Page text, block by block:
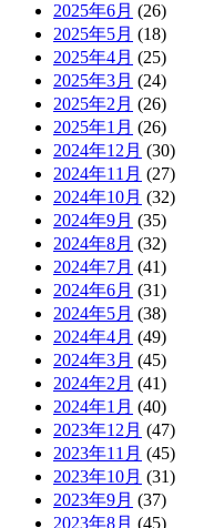
2025年6月 (26)
2025年5月 (18)
2025年4月 (25)
2025年3月 (24)
2025年2月 (26)
2025年1月 (26)
2024年12月 (30)
2024年11月 (27)
2024年10月 (32)
2024年9月 (35)
2024年8月 (32)
2024年7月 (41)
2024年6月 (31)
2024年5月 (38)
2024年4月 (49)
2024年3月 (45)
2024年2月 (41)
2024年1月 (40)
2023年12月 (47)
2023年11月 (45)
2023年10月 (31)
2023年9月 (37)
2023年8月 (45)